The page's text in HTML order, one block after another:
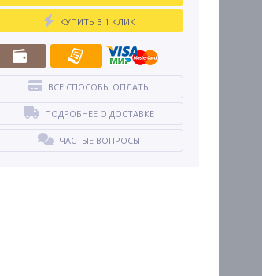
КУПИТЬ В 1 КЛИК
ВСЕ СПОСОБЫ ОПЛАТЫ
ПОДРОБНЕЕ О ДОСТАВКЕ
ЧАСТЫЕ ВОПРОСЫ